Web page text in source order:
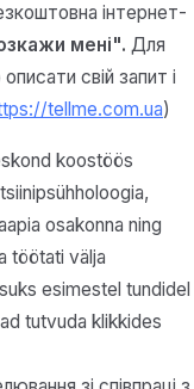
інтернет-
мені". Для
свій запит і
tellme.com.ua)
koostöös
osakonna ning
töötati välja
esimestel tundidel
tutvuda klikkides